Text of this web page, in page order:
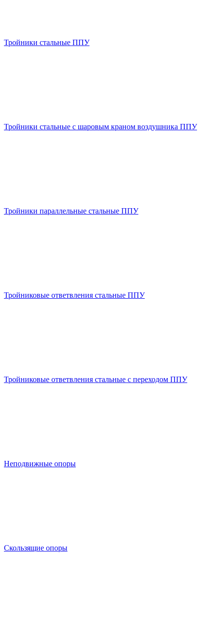
Тройники стальные ППУ
Тройники стальные с шаровым краном воздушника ППУ
Тройники параллельные стальные ППУ
Тройниковые ответвления стальные ППУ
Тройниковые ответвления стальные с переходом ППУ
Неподвижные опоры
Скользящие опоры